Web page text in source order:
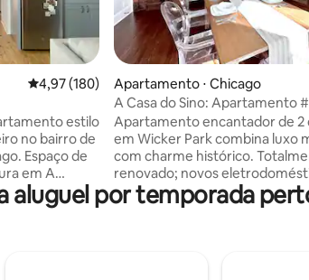
4,97 de uma avaliação média de 5, 180
4,97 (180)
estilo
no bairro de
Espaço de
em A
da nossa
com plano
Apartamento ⋅ Chicago
A Casa do Sino: Apartamento
Apartamento encantador de 2
em Wicker Park combina luxo
com charme histórico.
renovado; novos
privativo, cozinha completa
utensílios de cozinha e espaço
viajantes de lazer e de
aluguel por temporada